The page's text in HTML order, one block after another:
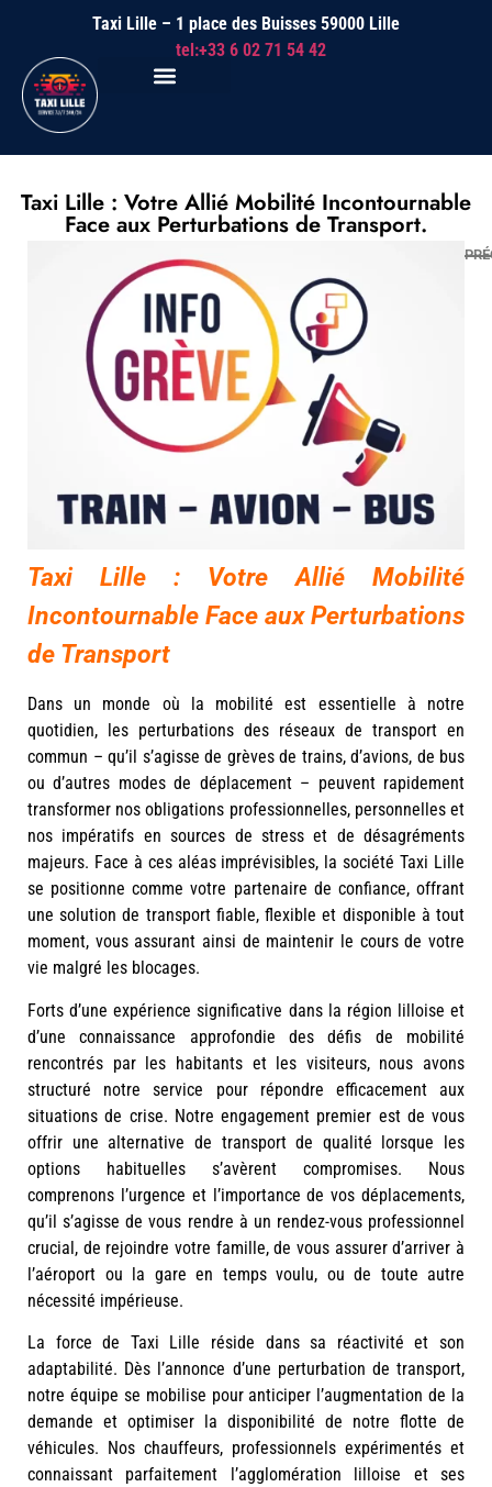
Taxi Lille – 1 place des Buisses 59000 Lille
tel:+33 6 02 71 54 42
Taxi Lille : Votre Allié Mobilité Incontournable
Face aux Perturbations de Transport.
Taxi Lille : Votre Allié Mobilité
Incontournable Face aux Perturbations
de Transport
Dans un monde où la mobilité est essentielle à notre
quotidien, les perturbations des réseaux de transport en
commun – qu’il s’agisse de grèves de trains, d’avions, de bus
ou d’autres modes de déplacement – peuvent rapidement
transformer nos obligations professionnelles, personnelles et
nos impératifs en sources de stress et de désagréments
majeurs. Face à ces aléas imprévisibles, la société Taxi Lille
se positionne comme votre partenaire de confiance, offrant
une solution de transport fiable, flexible et disponible à tout
moment, vous assurant ainsi de maintenir le cours de votre
vie malgré les blocages.
Forts d’une expérience significative dans la région lilloise et
d’une connaissance approfondie des défis de mobilité
rencontrés par les habitants et les visiteurs, nous avons
structuré notre service pour répondre efficacement aux
situations de crise. Notre engagement premier est de vous
offrir une alternative de transport de qualité lorsque les
options habituelles s’avèrent compromises. Nous
comprenons l’urgence et l’importance de vos déplacements,
qu’il s’agisse de vous rendre à un rendez-vous professionnel
crucial, de rejoindre votre famille, de vous assurer d’arriver à
l’aéroport ou la gare en temps voulu, ou de toute autre
nécessité impérieuse.
La force de Taxi Lille réside dans sa réactivité et son
adaptabilité. Dès l’annonce d’une perturbation de transport,
notre équipe se mobilise pour anticiper l’augmentation de la
demande et optimiser la disponibilité de notre flotte de
véhicules. Nos chauffeurs, professionnels expérimentés et
connaissant parfaitement l’agglomération lilloise et ses